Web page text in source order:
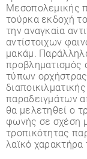
Μεσοπολεµικής
τούρκα εκδοχή
την αναγκαία
αντίστοιχων
µακάµ.
προβληµατισµός
τύπων
παραδειγµάτων
θα µελετηθεί ο
φωνής σε σχέση
τροπικότητας
λαϊκό